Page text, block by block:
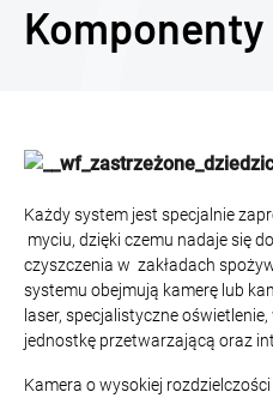
Każdy system jest specjalnie
myciu, dzięki czemu nadaje się
czyszczenia w zakładach
systemu obejmują kamerę lub
laser, specjalistyczne
jednostkę przetwarzającą oraz
Kamera o wysokiej